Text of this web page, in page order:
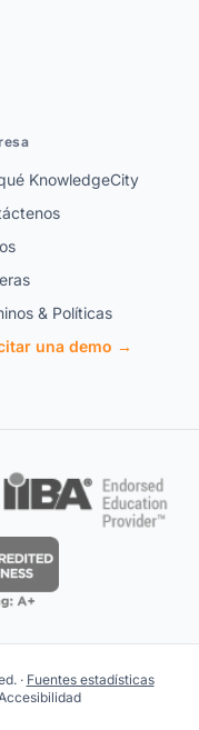
KnowledgeCity
& Políticas
una demo →
· Fuentes estadísticas